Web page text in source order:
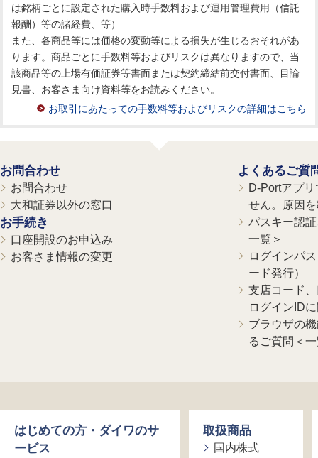
は銘柄ごとに設定された購入時手数料および運用管理費用（信託
報酬）等の諸経費、等）
また、各商品等には価格の変動等による損失が生じるおそれがあ
ります。商品ごとに手数料等およびリスクは異なりますので、当
該商品等の上場有価証券等書面または契約締結前交付書面、目論
見書、お客さま向け資料等をお読みください。
お取引にあたっての手数料等およびリスクの詳細はこちら
お問合わせ
お問合わせ
大和証券以外の窓口
お手続き
口座開設のお申込み
お客さま情報の変更
よくあるご質
D-Portアプ
せん。原因
パスキー認
一覧＞
ログインパ
ード発行）
支店コード
ログインID
ブラウザの
るご質問＜
はじめての方・ダイワのサ
ービス
取扱商品
国内株式